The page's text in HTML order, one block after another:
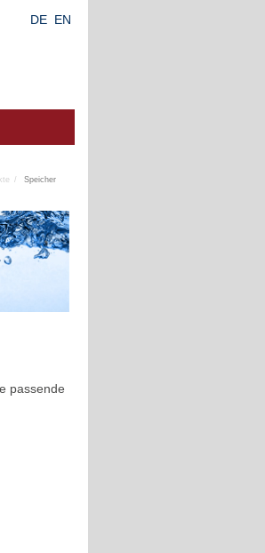
DE EN
Speicher
passende